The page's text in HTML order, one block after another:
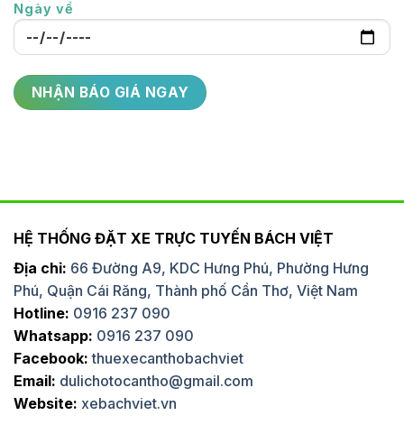
Ngày về
HỆ THỐNG ĐẶT XE TRỰC TUYẾN BÁCH VIỆT
Địa chỉ: 66 Đường A9, KDC Hưng Phú, Phường Hưng
Phú, Quận Cái Răng, Thành phố Cần Thơ, Việt Nam
Hotline: 0916 237 090
Whatsapp: 0916 237 090
Facebook: thuexecanthobachviet
Email: dulichotocantho@gmail.com
Website: xebachviet.vn